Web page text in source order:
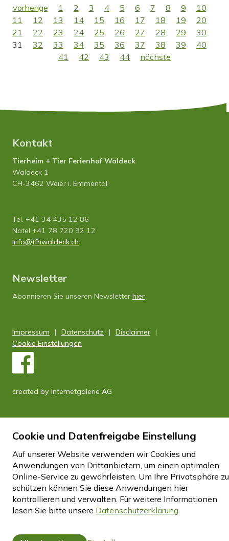
vorherige 1 2 3 4 5 6 7 8 9
10
11
12 13 14 15 16 17 18 19
20
21
22 23 24 25 26 27 28 29
30
31
32 33 34 35 36 37 38 39
40
41
42 43 44 nächste
Kontakt
Tierheim + Tier Ferienhof Waldeck
Waldeck 1
CH-3462 Weier i. Emmental
Tel. +41 34 435 12 86
Natel +41 78 720 92 12
info
tfhwaldeck.ch
Newsletter
Abonnieren Sie unseren Newsletter hier
Impressum Datenschutz
Disclaimer
Cookie Einstellungen
created by Internetgalerie AG
Cookie und Datenfreigabe Einstellung
Auf unserer Website verwenden wir Cookies und
Anwendungen von Drittanbietern, um einen optimalen
Online-Service zu gewährleisten. Um Ihre Privatsphäre zu
schützen können Sie diese Anwendungen hier
kontrollieren und verwalten. Für weitere Informationen
lesen Sie bitte unsere Datenschutzerklärung.